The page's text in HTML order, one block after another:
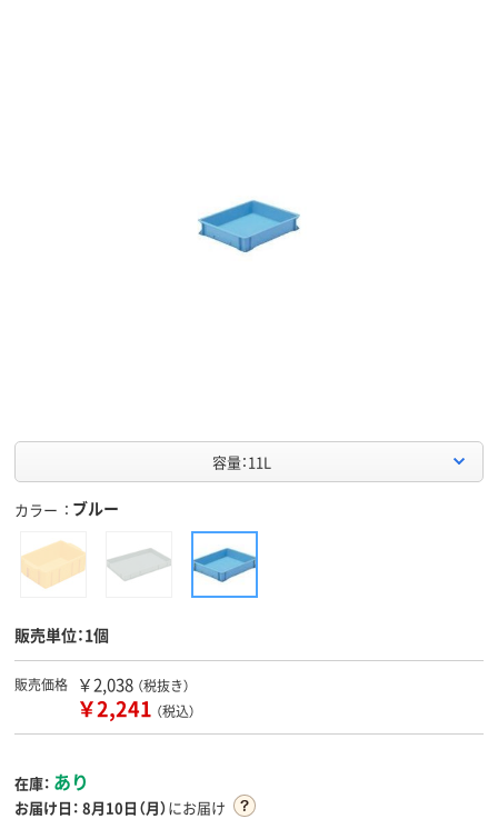
容量：11L
カラー ブルー
販売単位：1個
販売価格 ￥2,038 （税抜き）
￥2,241 （税込）
在庫： あり
お届け日： 8月10日（月）にお届け